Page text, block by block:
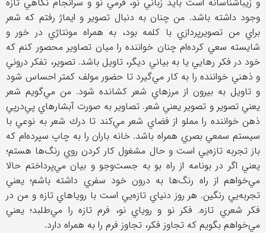
وجود داشته باشد. من چنان به دنبال تصوير و ايماژ رفتم كه شعر
براي من تصويرپردازي با كلمه بود، به همراه مونتاژي در خور و
شايسته سعي كرده‌ام چنان خواننده را ميان تصاوير محصور كنم كه
خود در فكر رهايي يا به بياني ديگر، تاويل باشد. تصوير، تفكر دروني
و ذهني خواننده را به كار مي‌‌گيرد تا حضور مولف كمتر احساس شود
و تاويل به بيرون از مرزهاي شعر كشانده شود. من مي‌گويم شعر
يعني تصوير و تصوير يعني شعر. تصاوير به صورت آبشارهاي پي‌درپي
ذهن خواننده را مملو از فضاي شعر مي‌كند تا درك شعر به نوعي با
سيستم‌ سمعي بصري همراه باشد. خانه باران را به چاپ سپرده‌ام كه
باز تجربه تازه‌يي است و حال مشغول كار كردن روي رنگ‌ها هستم؛
يعني اگر در بونامه از راه بو به جست‌وجو و بيان مي‌پرداختم حالا
مي‌خواهم از راه رنگ‌ها به درون خود سفري داشته باشم؛ يعني
تجربه‌يي رنگين. هر روز دنياي تازه‌يي است با روياهاي تازه و من در
فكر شعري تازه. فكر نو و روياي نو، فرم تازه را مي‌طلبد؛ يعني
مي‌خواهم بگويم كه تجاوز فكر، تجاوز فرم را به همراه دارد.